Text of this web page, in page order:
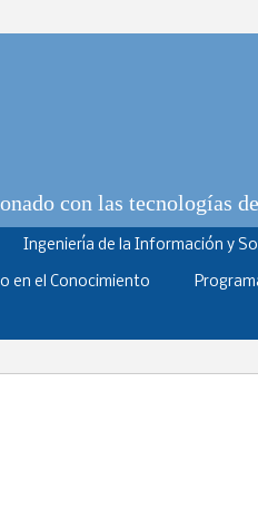
con las tecnologías
Ingeniería de la Información y
en el Conocimiento